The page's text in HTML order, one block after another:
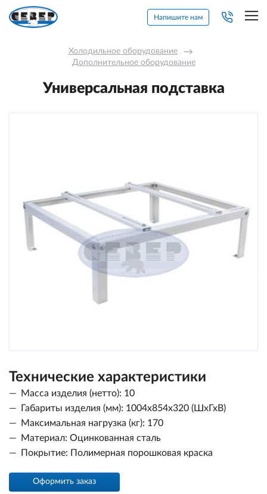
Напишите нам
Холодильное оборудование →
Дополнительное оборудование
Универсальная подставка
Технические характеристики
Масса изделия (нетто): 10
Габариты изделия (мм): 1004х854х320 (ШхГхВ)
Максимальная нагрузка (кг): 170
Материал: Оцинкованная сталь
Покрытие: Полимерная порошковая краска
Оформить заказ